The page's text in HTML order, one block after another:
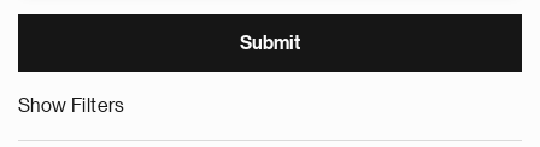
Show Filters